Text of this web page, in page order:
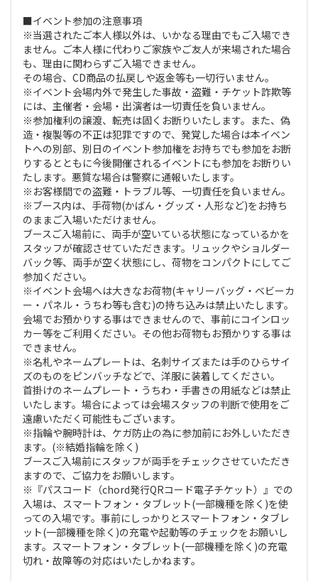
■イベント参加の注意事項
※当選されたご本人様以外は、いかなる理由でもご入場でき
ません。ご本人様に代わりご家族やご友人が来場された場合
も、理由に関わらずご入場できません。
その場合、CD商品の払戻しや返金等も一切行いません。
※イベント会場内外で発生した事故・盗難・チケット詐欺等
には、主催者・会場・出演者は一切責任を負いません。
※参加権利の譲渡、転売は固くお断りいたします。また、偽
造・複製等の不正は犯罪ですので、発覚した場合は本イベン
トへの別部、別日のイベント参加権をお持ちでも参加をお断
りするとともに今後開催されるイベントにも参加をお断りい
たします。悪質な場合は警察に通報いたします。
※お客様間での盗難・トラブル等、一切責任を負いません。
※ブース内は、手荷物(かばん・グッズ・人形など)をお持ち
のままご入場いただけません。
ブースご入場前に、両手が空いている状態になっているかを
スタッフが確認させていただきます。リュックやショルダー
バック等、両手が空く状態にし、荷物をコンパクトにしてご
参加ください。
※イベント会場へは大きなお荷物(キャリーバッグ・ベビーカ
ー・パネル・うちわ等も含む)の持ち込みは禁止いたします。
会場でお預かりする事はできませんので、事前にコインロッ
カー等をご利用ください。その他お荷物もお預かりする事は
できません。
※名札やネームプレートは、名刺サイズまたは手のひらサイ
ズのものをピンバッチなどで、洋服に装着してください。
首掛けのネームプレート・うちわ・手書きの用紙などは禁止
いたします。場合によっては会場スタッフの判断で使用をご
遠慮いただく可能性もございます。
※指輪や腕時計は、ケガ防止の為に参加前にお外しいただき
ます。(※結婚指輪を除く)
ブースご入場前にスタッフが両手をチェックさせていただき
ますので、ご協力をお願いします。
※『パスコード（chord発行QRコード電子チケット）』での
入場は、スマートフォン・タブレット(一部機種を除く)を使
っての入場です。事前にしっかりとスマートフォン・タブレ
ット(一部機種を除く)の充電や起動等のチェックをお願いし
ます。スマートフォン・タブレット(一部機種を除く)の充電
切れ・故障等の対応はいたしかねます。